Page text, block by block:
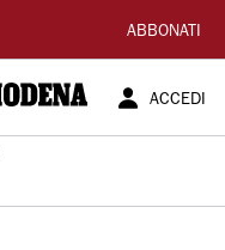
ABBONATI
ACCEDI